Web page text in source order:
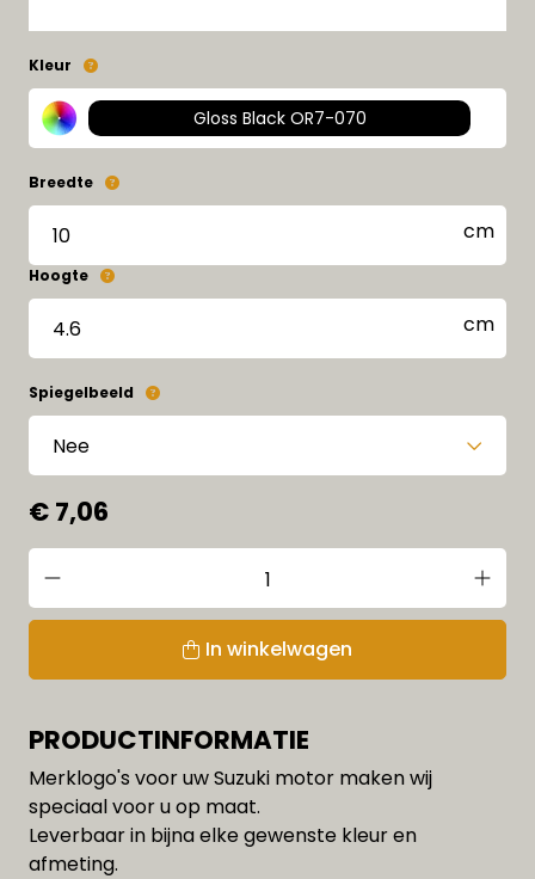
Kleur
Gloss Black OR7-070
Breedte
Hoogte
Spiegelbeeld
€ 7,06
In winkelwagen
PRODUCTINFORMATIE
Merklogo's voor uw Suzuki motor maken wij
speciaal voor u op maat.
Leverbaar in bijna elke gewenste kleur en
afmeting.